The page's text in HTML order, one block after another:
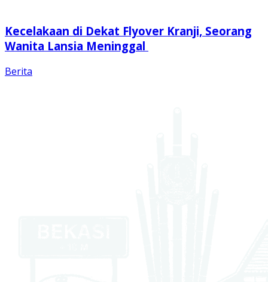
Kecelakaan di Dekat Flyover Kranji, Seorang
Wanita Lansia Meninggal
Berita